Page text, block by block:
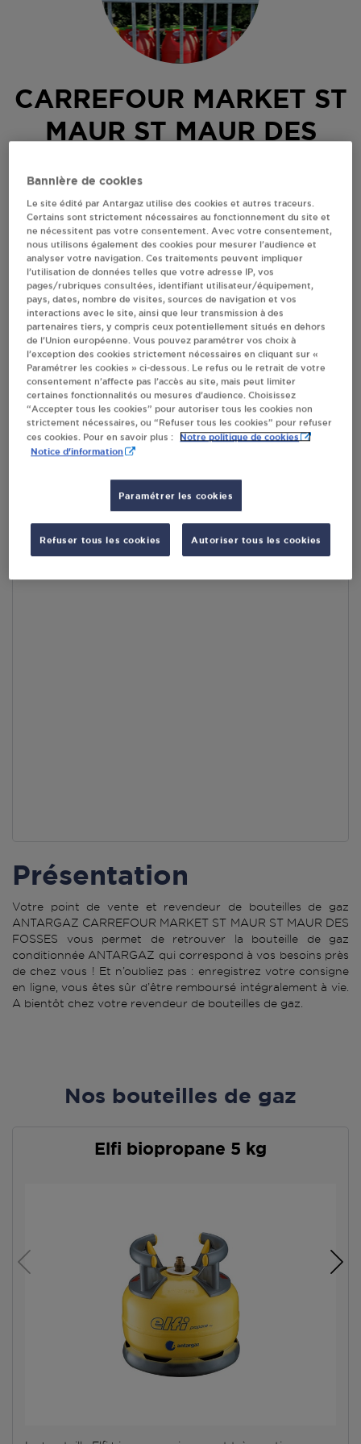
CARREFOUR MARKET ST
MAUR ST MAUR DES
76 RUE GAMBETTA
57-59 RUE DELERUE
94100ST MAUR DES FOSSES
Revendeur de bouteilles de gaz
S'Y RENDRE
AFFICHER LE TÉLÉPHONE
RECEVOIR LES COORDONNÉES DU REVENDEUR
En cliquant sur « S’y rendre », j’autorise le traitement
d’informations (dont mon adresse IP) et leur transfert hors UE
par Google Maps afin d’afficher la carte.
Accès
Présentation
Votre point de vente et revendeur de bouteilles de gaz
ANTARGAZ CARREFOUR MARKET ST MAUR ST MAUR DES
FOSSES vous permet de retrouver la bouteille de gaz
conditionnée ANTARGAZ qui correspond à vos besoins près
de chez vous ! Et n’oubliez pas : enregistrez votre consigne
en ligne, vous êtes sûr d’être remboursé intégralement à vie.
A bientôt chez votre revendeur de bouteilles de gaz.
Nos bouteilles de gaz
Elfi biopropane 5 kg
Bannière de cookies
Le site édité par Antargaz utilise des cookies et autres traceurs.
Certains sont strictement nécessaires au fonctionnement du site et
ne nécessitent pas votre consentement. Avec votre consentement,
nous utilisons également des cookies pour mesurer l’audience et
analyser votre navigation. Ces traitements peuvent impliquer
l’utilisation de données telles que votre adresse IP, vos
pages/rubriques consultées, identifiant utilisateur/équipement,
pays, dates, nombre de visites, sources de navigation et vos
interactions avec le site, ainsi que leur transmission à des
partenaires tiers, y compris ceux potentiellement situés en dehors
de l’Union européenne. Vous pouvez paramétrer vos choix à
l’exception des cookies strictement nécessaires en cliquant sur «
Paramétrer les cookies » ci-dessous. Le refus ou le retrait de votre
consentement n’affecte pas l’accès au site, mais peut limiter
certaines fonctionnalités ou mesures d’audience. Choisissez
“Accepter tous les cookies” pour autoriser tous les cookies non
strictement nécessaires, ou “Refuser tous les cookies” pour refuser
ces cookies. Pour en savoir plus :
Notre politique de cookies
Notice d'information
Paramétrer les cookies
Refuser tous les cookies Autoriser tous les cookies